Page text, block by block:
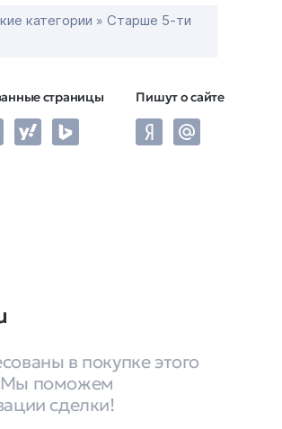
категории » Старше 5-ти
страницы Пишут о сайте
в покупке этого
Мы поможем
сделки!